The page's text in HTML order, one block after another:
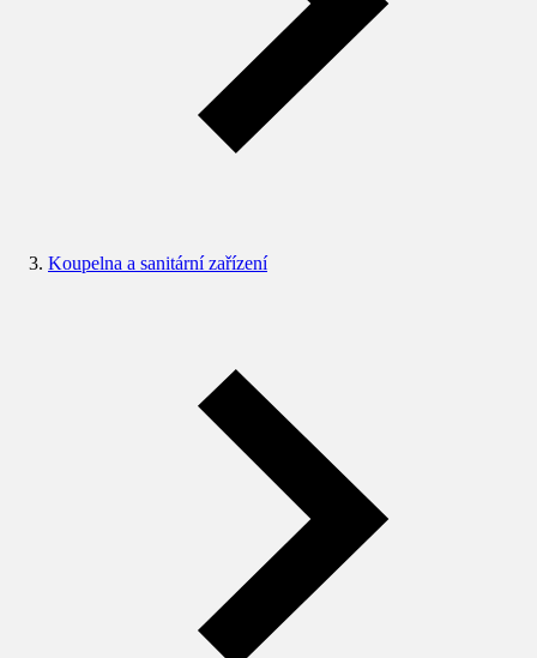
Koupelna a sanitární zařízení